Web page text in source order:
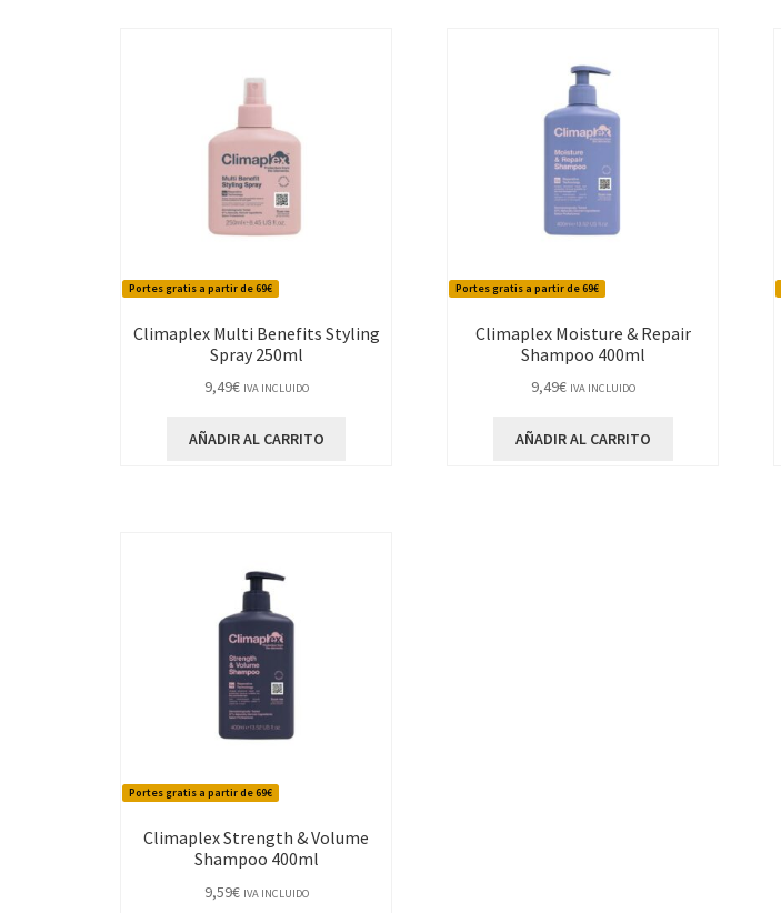
Portes gratis a partir de 69€
Climaplex Multi Benefits Styling
Spray 250ml
9,49€ IVA INCLUIDO
AÑADIR AL CARRITO
Portes gratis a partir de 69€
Climaplex Moisture & Repair
Shampoo 400ml
9,49€ IVA INCLUIDO
AÑADIR AL CARRITO
Portes gratis a partir de 69€
Climaplex Strength & Volume
Shampoo 400ml
9,59€ IVA INCLUIDO